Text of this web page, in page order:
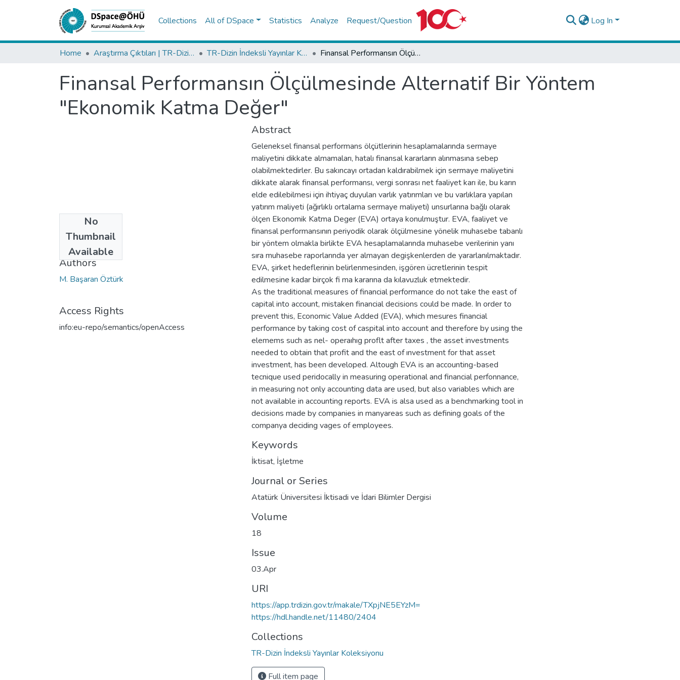
Collections All of DSpace Statistics Analyze Request/Question Log In
Home Araştırma Çıktıları | TR-Dizin | WoS | Scopus | PubMed TR-Dizin İndeksli Yayınlar Koleksiyonu Finansal Performansın Ölçülmesinde Alternatif Bir Yöntem "Ekonomik Katma Değer"
Finansal Performansın Ölçülmesinde Alternatif Bir Yöntem
"Ekonomik Katma Değer"
No
Thumbnail
Available
2004
Authors
M. Başaran Öztürk
Access Rights
info:eu-repo/semantics/openAccess
Abstract
Geleneksel finansal performans ölçütlerinin hesaplamalarında sermaye
maliyetini dikkate almamaları, hatalı finansal kararların alınmasına sebep
olabilmektedirler. Bu sakıncayı ortadan kaldırabilmek için sermaye maliyetini
dikkate alarak finansal performansı, vergi sonrası net faaliyet karı ile, bu karın
elde edilebilmesi için ihtiyaç duyulan varlık yatırımları ve bu varlıklara yapılan
yatırım maliyeti (ağırlıklı ortalama sermaye maliyeti) unsurlarına bağlı olarak
ölçen Ekonomik Katma Deger (EVA) ortaya konulmuştur. EVA, faaliyet ve
finansal performansının periyodik olarak ölçülmesine yönelik muhasebe tabanlı
bir yöntem olmakla birlikte EVA hesaplamalarında muhasebe verilerinin yanı
sıra muhasebe raporlarında yer almayan degişkenlerden de yararlanılmaktadır.
EVA, şirket hedeflerinin belirlenmesinden, işgören ücretlerinin tespit
edilmesine kadar birçok fi ma kararına da kılavuzluk etmektedir.
As the traditional measures of financial performance do not take the east of
capital into account, mistaken financial decisions could be made. In order to
prevent this, Economic Value Added (EVA), which mesures financial
performance by taking cost of caspital into account and therefore by using the
elemems such as nel- operaıhıg proflt after taxes , the asset investments
needed to obtain that profit and the east of ınvestment for that asset
investment, has been developed. Altough EVA is an accounting-based
tecnique used peridocally in measuring operational and financial perfonnance,
in measuring not only accounting data are used, but also variables which are
not available in accounting reports. EVA is alsa used as a benchmarking tool in
decisions made by companies in manyareas such as defining goals of the
companya deciding vages of employees.
Keywords
İktisat, İşletme
Journal or Series
Atatürk Üniversitesi İktisadi ve İdari Bilimler Dergisi
Volume
18
Issue
03.Apr
URI
https://app.trdizin.gov.tr/makale/TXpjNE5EYzM=
https://hdl.handle.net/11480/2404
Collections
TR-Dizin İndeksli Yayınlar Koleksiyonu
Full item page